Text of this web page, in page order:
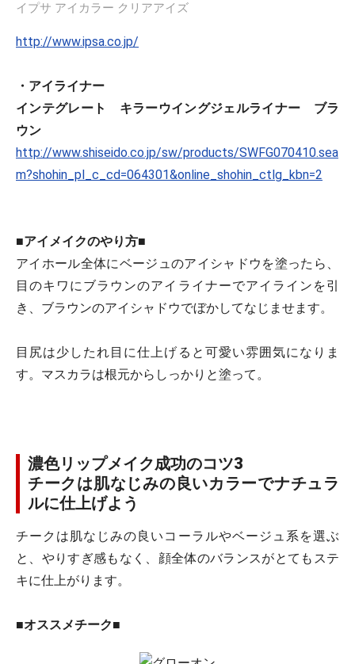
イプサ アイカラー クリアアイズ
http://www.ipsa.co.jp/
・アイライナー
インテグレート キラーウイングジェルライナー ブラ
ウン
http://www.shiseido.co.jp/sw/products/SWFG070410.sea
m?shohin_pl_c_cd=064301&online_shohin_ctlg_kbn=2
■アイメイクのやり方■
アイホール全体にベージュのアイシャドウを塗ったら、
目のキワにブラウンのアイライナーでアイラインを引
き、ブラウンのアイシャドウでぼかしてなじませます。
目尻は少したれ目に仕上げると可愛い雰囲気になりま
す。マスカラは根元からしっかりと塗って。
濃色リップメイク成功のコツ3
チークは肌なじみの良いカラーでナチュラ
ルに仕上げよう
チークは肌なじみの良いコーラルやベージュ系を選ぶ
と、やりすぎ感もなく、顔全体のバランスがとてもステ
キに仕上がります。
■オススメチーク■